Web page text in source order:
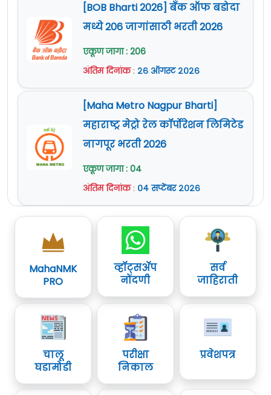
[BOB Bharti 2026] बँक ऑफ बडोदा
मध्ये 206 जागांसाठी भरती 2026
एकूण जागा : 206
अंतिम दिनांक: २६ ऑगस्ट २०२६
[Maha Metro Nagpur Bharti]
महाराष्ट्र मेट्रो रेल कॉर्पोरेशन लिमिटेड
नागपूर भरती 2026
एकूण जागा : 04
अंतिम दिनांक: ०४ सप्टेंबर २०२६
MahaNMK
PRO
व्हॉट्सॲप
नोंदणी
सर्व
जाहिराती
चालू
घडामोडी
परीक्षा
निकाल
प्रवेशपत्र